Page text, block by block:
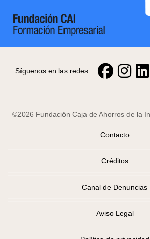
Síguenos en las redes:
©2026 Fundación Caja de Ahorros de la
Contacto
Créditos
Canal de Denuncias
Aviso Legal